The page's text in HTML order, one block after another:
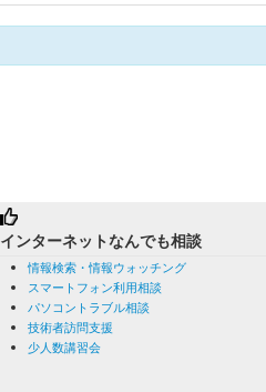
インターネットなんでも相談
情報検索・情報ウォッチング
スマートフォン利用相談
パソコントラブル相談
技術者訪問支援
少人数講習会